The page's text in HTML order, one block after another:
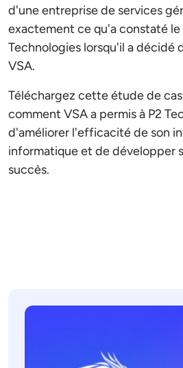
d'une entreprise de services
exactement ce qu'a constaté le
Technologies lorsqu'il a décidé
VSA.
Téléchargez cette étude de
comment VSA a permis à P2
d'améliorer l'efficacité de son
informatique et de développer
succès.